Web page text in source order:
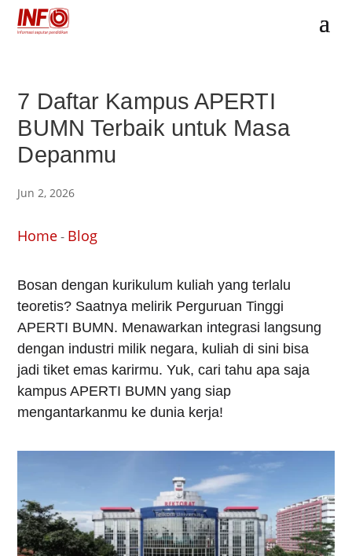
7 Daftar Kampus APERTI
BUMN Terbaik untuk Masa
Depanmu
Jun 2, 2026
Home- Blog
Bosan dengan kurikulum kuliah yang terlalu
teoretis? Saatnya melirik Perguruan Tinggi
APERTI BUMN. Menawarkan integrasi langsung
dengan industri milik negara, kuliah di sini bisa
jadi tiket emas karirmu. Yuk, cari tahu apa saja
kampus APERTI BUMN yang siap
mengantarkanmu ke dunia kerja!